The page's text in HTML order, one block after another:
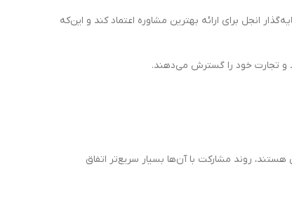
انجل برای ارائه بهترین مشاوره اعتماد کند و این‌که
و تجارت خود را گسترش می‌دهند.
روند مشارکت با آن‌ها بسیار سریع‌تر اتفاق